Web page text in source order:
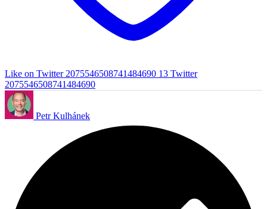
Like on Twitter 2075546508741484690 13 Twitter
2075546508741484690
Petr Kulhánek